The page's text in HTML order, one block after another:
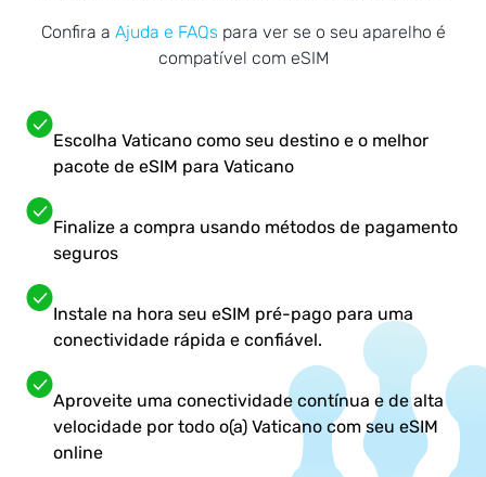
Confira a Ajuda e FAQs para ver se o seu aparelho é
compatível com eSIM
Escolha Vaticano como seu destino e o melhor
pacote de eSIM para Vaticano
Finalize a compra usando métodos de pagamento
seguros
Instale na hora seu eSIM pré-pago para uma
conectividade rápida e confiável.
Aproveite uma conectividade contínua e de alta
velocidade por todo o(a) Vaticano com seu eSIM
online